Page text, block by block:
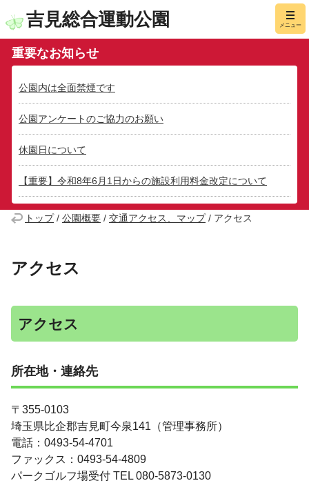
吉見総合運動公園 メニュー
重要なお知らせ
公園内は全面禁煙です
公園アンケートのご協力のお願い
休園日について
【重要】令和8年6月1日からの施設利用料金改定について
トップ/ 公園概要 / 交通アクセス、マップ/ アクセス
アクセス
アクセス
所在地・連絡先
〒355-0103
埼玉県比企郡吉見町今泉141（管理事務所）
電話：0493-54-4701
ファックス：0493-54-4809
パークゴルフ場受付 TEL 080-5873-0130